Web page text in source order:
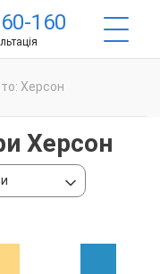
160
Херсон
Херсон